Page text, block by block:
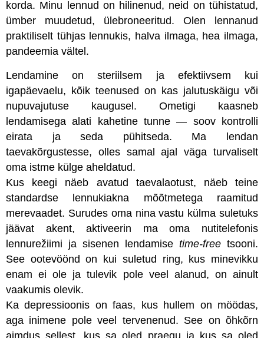
korda. Minu lennud on hilinenud, neid on tühistatud,
ümber muudetud, ülebroneeritud. Olen lennanud
praktiliselt tühjas lennukis, halva ilmaga, hea ilmaga,
pandeemia vältel.
Lendamine on steriilsem ja efektiivsem kui
igapäevaelu, kõik teenused on kas jalutuskäigu või
nupuvajutuse kaugusel. Ometigi kaasneb
lendamisega alati kahetine tunne — soov kontrolli
eirata ja seda pühitseda. Ma lendan
taevakõrgustesse, olles samal ajal väga turvaliselt
oma istme külge aheldatud.
Kus keegi näeb avatud taevalaotust, näeb teine
standardse lennukiakna mõõtmetega raamitud
merevaadet. Surudes oma nina vastu külma suletuks
jäävat akent, aktiveerin ma oma nutitelefonis
lennurežiimi ja sisenen lendamise time-free tsooni.
See ootevöönd on kui suletud ring, kus minevikku
enam ei ole ja tulevik pole veel alanud, on ainult
vaakumis olevik.
Ka depressioonis on faas, kus hullem on möödas,
aga inimene pole veel tervenenud. See on õhkõrn